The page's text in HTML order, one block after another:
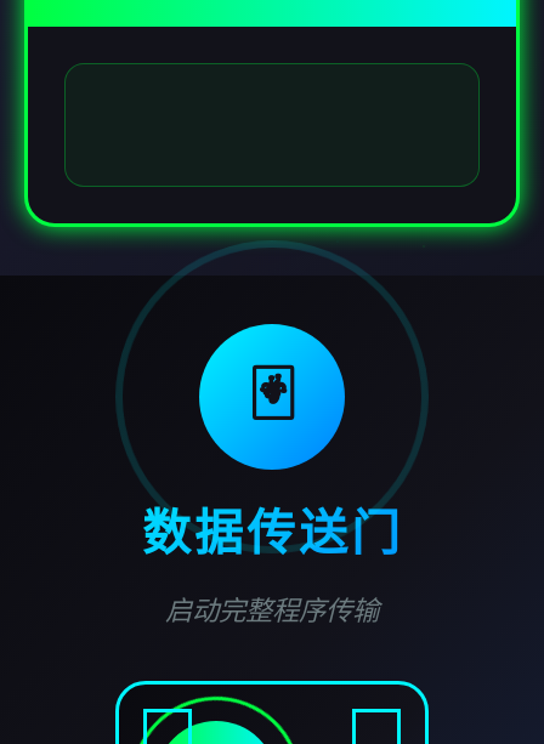
🃏
数据传送门
启动完整程序传输